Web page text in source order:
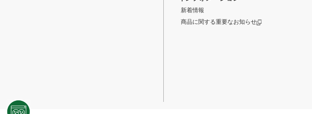
新着情報
商品に関する重要なお知らせ